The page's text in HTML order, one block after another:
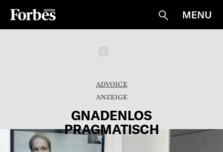
Suche
MENU
ADVOICE
GNADENLOS
PRAGMATISCH